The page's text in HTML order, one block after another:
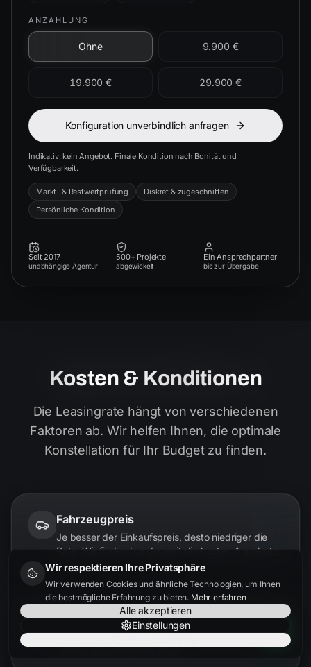
Wir respektieren Ihre Privatsphäre
Wir verwenden Cookies und ähnliche Technologien, um Ihnen
die bestmögliche Erfahrung zu bieten. Mehr erfahren
Alle akzeptieren
Einstellungen
ANZAHLUNG
Ohne 9.900 €
19.900 € 29.900 €
Konfiguration unverbindlich anfragen
Indikativ, kein Angebot. Finale Kondition nach Bonität und
Verfügbarkeit.
Markt- & Restwertprüfung
Diskret & zugeschnitten
Persönliche Kondition
Seit 2017
unabhängige Agentur
500+ Projekte
abgewickelt
Ein Ansprechpartner
bis zur Übergabe
Kosten & Konditionen
Die Leasingrate hängt von verschiedenen
Faktoren ab. Wir helfen Ihnen, die optimale
Konstellation für Ihr Budget zu finden.
Fahrzeugpreis
Je besser der Einkaufspreis, desto niedriger die
Rate. Wir finden bundesweit die besten Angebote.
Laufzeit
24, 36 oder 48 Monate – längere Laufzeiten
senken die monatliche Rate.